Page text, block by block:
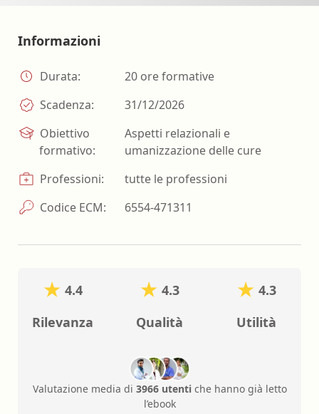
Informazioni
Durata:
20 ore formative
Scadenza:
31/12/2026
Obiettivo
formativo:
Aspetti relazionali e
umanizzazione delle cure
Professioni:
tutte le professioni
Codice ECM:
6554-471311
4.4
Rilevanza
4.3
Qualità
4.3
Utilità
Valutazione media di 3966 utentiche hanno già letto
l’ebook